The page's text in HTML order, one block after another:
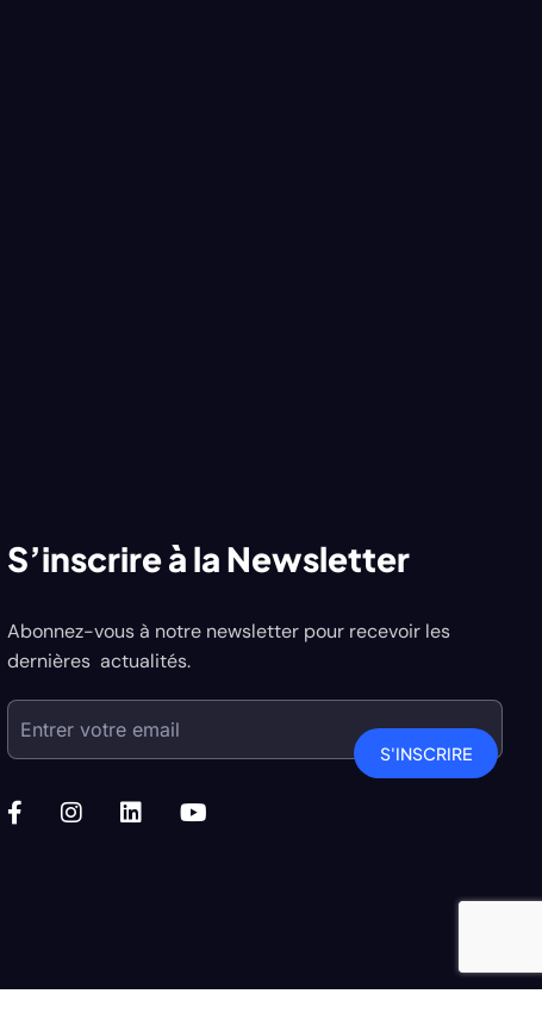
S’inscrire à la Newsletter
Abonnez-vous à notre newsletter pour recevoir les
dernières actualités.
S'INSCRIRE